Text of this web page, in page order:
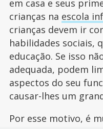
em casa e seus
crianças na escola
crianças devem ir
habilidades sociais,
educação. Se isso
adequada, podem
aspectos do seu
causar-lhes um
Por esse motivo, é